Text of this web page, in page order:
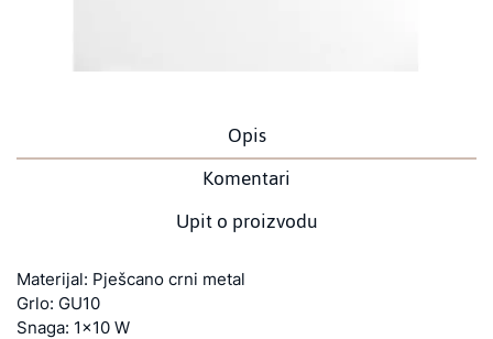
Opis
Komentari
Upit o proizvodu
Materijal: Pješcano crni metal
Grlo: GU10
Snaga: 1x10 W